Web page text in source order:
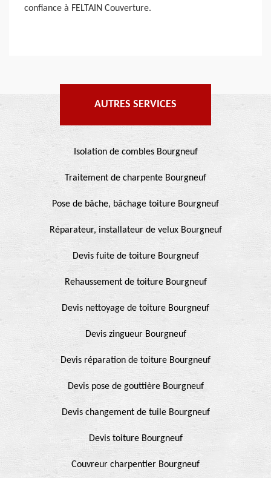
confiance à FELTAIN Couverture.
AUTRES SERVICES
Isolation de combles Bourgneuf
Traitement de charpente Bourgneuf
Pose de bâche, bâchage toiture Bourgneuf
Réparateur, installateur de velux Bourgneuf
Devis fuite de toiture Bourgneuf
Rehaussement de toiture Bourgneuf
Devis nettoyage de toiture Bourgneuf
Devis zingueur Bourgneuf
Devis réparation de toiture Bourgneuf
Devis pose de gouttière Bourgneuf
Devis changement de tuile Bourgneuf
Devis toiture Bourgneuf
Couvreur charpentier Bourgneuf